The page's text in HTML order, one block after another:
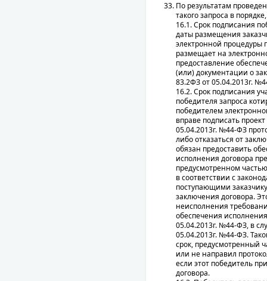
По результатам
такого запроса в
16.1. Срок подписания
даты размещения
электронной процедуры
размещает на
предоставление
(или) документации о
83.2ФЗ от 05.04.2013г.
16.2. Срок подписания
победителя запроса
победителем
вправе подписать
05.04.2013г. №44-ФЗ
либо отказаться от
обязан предоставить
исполнения договора
предусмотренном
в соответствии с
поступающими
заключения договора.
неисполнения
обеспечения
05.04.2013г. №44-ФЗ, в
05.04.2013г. №44-ФЗ.
срок, предусмотренный
или не направил
если этот победитель
договора.